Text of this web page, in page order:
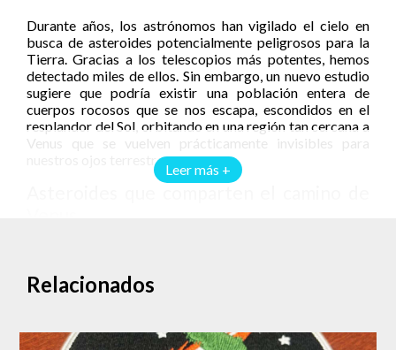
Leer más +
Durante años, los astrónomos han vigilado el cielo en
busca de asteroides potencialmente peligrosos para la
Tierra. Gracias a los telescopios más potentes, hemos
detectado miles de ellos. Sin embargo, un nuevo estudio
sugiere que podría existir una población entera de
cuerpos rocosos que se nos escapa, escondidos en el
resplandor del Sol, orbitando en una región tan cercana a
Venus que se vuelven prácticamente invisibles para
nuestros ojos terrestres.
dinámica de los llamados “asteroides co-orbitales” de
Venus. Estos cuerpos comparten aproximadamente la
mismo ritmo, aunque con trayectorias un tanto
Relacionados